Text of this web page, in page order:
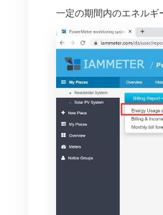
一定の期間内のエネルギ